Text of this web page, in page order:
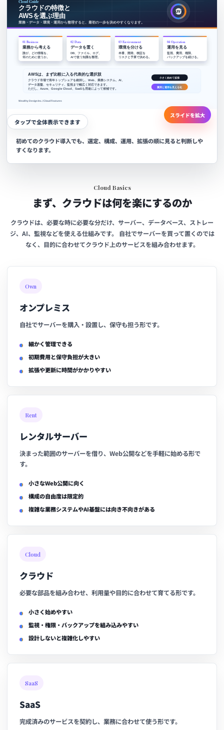
タップで全体表示できます
スライドを拡大
初めてのクラウド導入でも、選定、構成、運用、拡張の順に見ると判断しや
すくなります。
Cloud Basics
まず、クラウドは何を楽にするのか
クラウドは、必要な時に必要な分だけ、サーバー、データベース、ストレー
ジ、AI、監視などを使える仕組みです。 自社でサーバーを買って置くのでは
なく、目的に合わせてクラウド上のサービスを組み合わせます。
Own
オンプレミス
自社でサーバーを購入・設置し、保守も担う形です。
細かく管理できる
初期費用と保守負担が大きい
拡張や更新に時間がかかりやすい
Rent
レンタルサーバー
決まった範囲のサーバーを借り、Web公開などを手軽に始める形で
す。
小さなWeb公開に向く
構成の自由度は限定的
複雑な業務システムやAI基盤には向き不向きがある
Cloud
クラウド
必要な部品を組み合わせ、利用量や目的に合わせて育てる形です。
小さく始めやすい
監視・権限・バックアップを組み込みやすい
設計しないと複雑化しやすい
SaaS
SaaS
完成済みのサービスを契約し、業務に合わせて使う形です。